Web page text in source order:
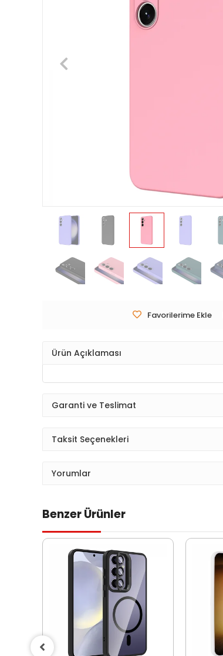
Favorilerime Ekle
Ürün Açıklaması
Garanti ve Teslimat
Taksit Seçenekleri
Yorumlar
Benzer Ürünler